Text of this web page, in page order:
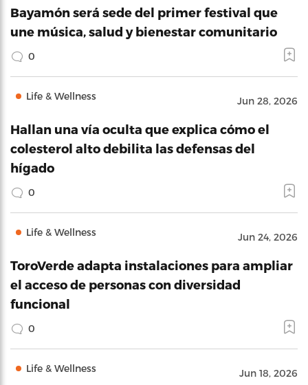
Bayamón será sede del primer festival que
une música, salud y bienestar comunitario
0
Life & Wellness Jun 28, 2026
Hallan una vía oculta que explica cómo el
colesterol alto debilita las defensas del
hígado
0
Life & Wellness Jun 24, 2026
ToroVerde adapta instalaciones para ampliar
el acceso de personas con diversidad
funcional
0
Life & Wellness Jun 18, 2026